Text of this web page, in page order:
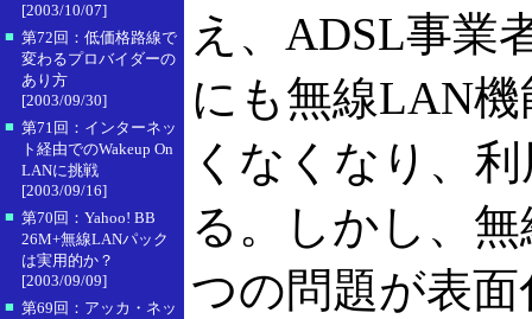
[2003/10/07]
■ 第72回：低価格路線で
変わるプロバイダーの
あり方
[2003/09/30]
■ 第71回：インターネッ
ト経由でのWakeup On
LANに挑戦
[2003/09/16]
■ 第70回：Yahoo! BB
26M+無線LANパック
は実用的か？
[2003/09/09]
■ 第69回：アッカ・ネッ
え、ADSL事業
にも無線LAN
くなくなり、
る。しかし、
つの問題が表